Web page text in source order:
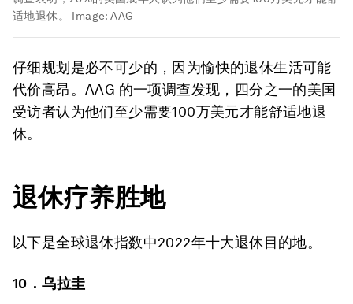
适地退休。
Image:AAG
仔细规划是必不可少的，因为愉快的退休生活可能
代价高昂。AAG 的一项调查发现，四分之一的美国
受访者认为他们至少需要100万美元才能舒适地退
休。
退休疗养胜地
以下是全球退休指数中2022年十大退休目的地。
10．乌拉圭